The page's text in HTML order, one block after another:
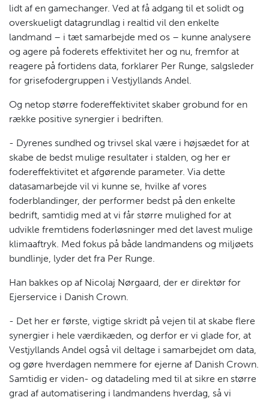
lidt af en gamechanger. Ved at få adgang til et solidt og
overskueligt datagrundlag i realtid vil den enkelte
landmand – i tæt samarbejde med os – kunne analysere
og agere på foderets effektivitet her og nu, fremfor at
reagere på fortidens data, forklarer Per Runge, salgsleder
for grisefodergruppen i Vestjyllands Andel.
Og netop større fodereffektivitet skaber grobund for en
række positive synergier i bedriften.
- Dyrenes sundhed og trivsel skal være i højsædet for at
skabe de bedst mulige resultater i stalden, og her er
fodereffektivitet et afgørende parameter. Via dette
datasamarbejde vil vi kunne se, hvilke af vores
foderblandinger, der performer bedst på den enkelte
bedrift, samtidig med at vi får større mulighed for at
udvikle fremtidens foderløsninger med det lavest mulige
klimaaftryk. Med fokus på både landmandens og miljøets
bundlinje, lyder det fra Per Runge.
Han bakkes op af Nicolaj Nørgaard, der er direktør for
Ejerservice i Danish Crown.
- Det her er første, vigtige skridt på vejen til at skabe flere
synergier i hele værdikæden, og derfor er vi glade for, at
Vestjyllands Andel også vil deltage i samarbejdet om data,
og gøre hverdagen nemmere for ejerne af Danish Crown.
Samtidig er viden- og datadeling med til at sikre en større
grad af automatisering i landmandens hverdag, så vi